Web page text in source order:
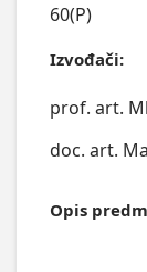
60(P)
Izvođači:
prof. art.
doc. art.
Opis